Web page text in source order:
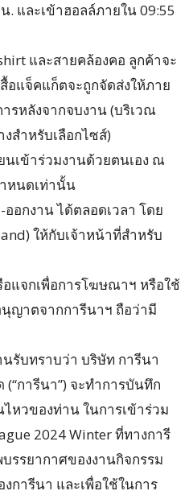
. และเข้าฮอลล์ภายใน 09:55
และสายคล้องคอ ลูกค้าจะ
อแจ็คแก็ตจะถูกจัดส่งให้ภาย
รหลังจากจบงาน (บริเวณ
สำหรับเลือกไซส์)
นเข้าร่วมงานด้วยตนเอง ณ
หนดเท่านั้น
อกงาน ได้ตลอดเวลา โดย
ให้กับเจ้าหน้าที่สำหรับ
แจกเพื่อการโฆษณาฯ หรือใช้
ญาตจากการีนาฯ ถือว่ามี
นรับทราบว่า บริษัท การีนา
การีนา”) จะทำการบันทึก
หวของท่าน ในการเข้าร่วม
2024 Winter ที่ทางการี
รรยากาศของงานกิจกรรม
การีนา และเพื่อใช้ในการ